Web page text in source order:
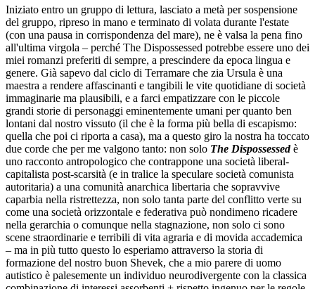
Iniziato entro un gruppo di lettura, lasciato a metà per sospensione
del gruppo, ripreso in mano e terminato di volata durante l'estate
(con una pausa in corrispondenza del mare), ne è valsa la pena fino
all'ultima virgola – perché The Dispossessed potrebbe essere uno dei
miei romanzi preferiti di sempre, a prescindere da epoca lingua e
genere. Già sapevo dal ciclo di Terramare che zia Ursula è una
maestra a rendere affascinanti e tangibili le vite quotidiane di società
immaginarie ma plausibili, e a farci empatizzare con le piccole
grandi storie di personaggi eminentemente umani per quanto ben
lontani dal nostro vissuto (il che è la forma più bella di escapismo:
quella che poi ci riporta a casa), ma a questo giro la nostra ha toccato
due corde che per me valgono tanto: non solo The Dispossessedè
uno racconto antropologico che contrappone una società liberal-
capitalista post-scarsità (e in tralice la speculare società comunista
autoritaria) a una comunità anarchica libertaria che sopravvive
caparbia nella ristrettezza, non solo tanta parte del conflitto verte su
come una società orizzontale e federativa può nondimeno ricadere
nella gerarchia o comunque nella stagnazione, non solo ci sono
scene straordinarie e terribili di vita agraria e di movida accademica
– ma in più tutto questo lo esperiamo attraverso la storia di
formazione del nostro buon Shevek, che a mio parere di uomo
autistico è palesemente un individuo neurodivergente con la classica